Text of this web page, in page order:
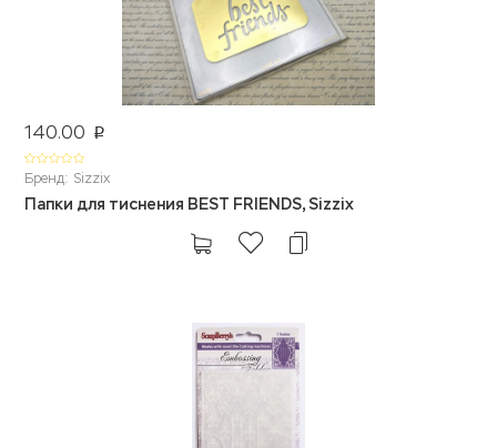
140.00 p
Бренд: Sizzix
Папки для тиснения BEST FRIENDS, Sizzix